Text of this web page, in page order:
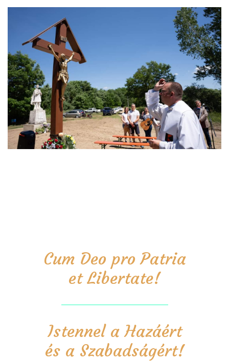
Cum Deo pro Patria
et Libertate!
Istennel a Hazáért
és a Szabadságért!